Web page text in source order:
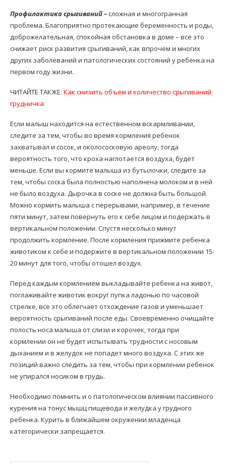
Профилактика срыгиваний –сложная и многогранная
проблема. Благоприятно протекающие беременность и роды,
доброжелательная, спокойная обстановка в доме – все это
снижает риск развития срыгиваний, как впрочем и многих
других заболеваний и патологических состояний у ребенка на
первом году жизни.
ЧИТАЙТЕ ТАКЖЕ: Как снизить объем и количество срыгиваний
грудничка
Если малыш находится на естественном вскармливании,
следите за тем, чтобы во время кормления ребенок
захватывал и сосок, и околососковую ареолу, тогда
вероятность того, что кроха наглотается воздуха, будет
меньше. Если вы кормите малыша из бутылочки, следите за
тем, чтобы соска была полностью наполнена молоком и в ней
не было воздуха. Дырочка в соске не должна быть большой.
Можно кормить малыша с перерывами, например, в течение
пяти минут, затем повернуть его к себе лицом и подержать в
вертикальном положении. Спустя несколько минут
продолжить кормление. После кормления прижмите ребенка
животиком к себе и подержите в вертикальном положении 15-
20 минут для того, чтобы отошел воздух.
Перед каждым кормлением выкладывайте ребенка на живот,
поглаживайте животик вокруг пупка ладонью по часовой
стрелке, все это облегчает отхождение газов и уменьшает
вероятность срыгиваний после еды. Своевременно очищайте
полость носа малыша от слизи и корочек, тогда при
кормлении он не будет испытывать трудности с носовым
дыханием и в желудок не попадет много воздуха. С этих же
позиций важно следить за тем, чтобы при кормлении ребенок
не упирался носиком в грудь.
Необходимо помнить и о патологическом влиянии пассивного
курения на тонус мышц пищевода и желудка у грудного
ребенка. Курить в ближайшем окружении младенца
категорически запрещается.